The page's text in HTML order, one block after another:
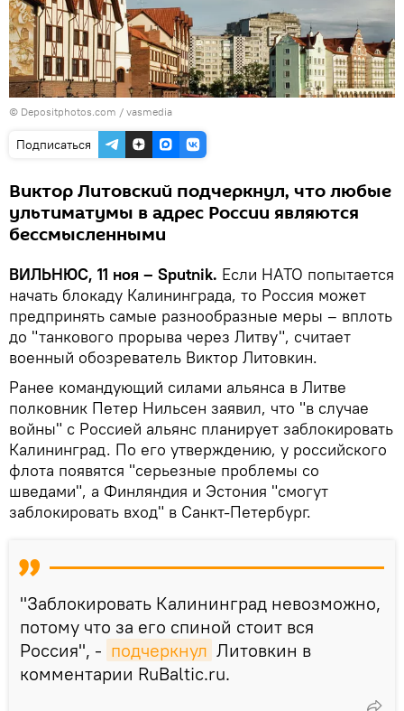
© Depositphotos.com / vasmedia
Подписаться
Виктор Литовский подчеркнул, что любые
ультиматумы в адрес России являются
бессмысленными
ВИЛЬНЮС, 11 ноя – Sputnik. Если НАТО попытается
начать блокаду Калининграда, то Россия может
предпринять самые разнообразные меры – вплоть
до "танкового прорыва через Литву", считает
военный обозреватель Виктор Литовкин.
Ранее командующий силами альянса в Литве
полковник Петер Нильсен заявил, что "в случае
войны" с Россией альянс планирует заблокировать
Калининград. По его утверждению, у российского
флота появятся "серьезные проблемы со
шведами", а Финляндия и Эстония "смогут
заблокировать вход" в Санкт-Петербург.
"Заблокировать Калининград невозможно,
потому что за его спиной стоит вся
Россия", - подчеркнул Литовкин в
комментарии RuBaltic.ru.